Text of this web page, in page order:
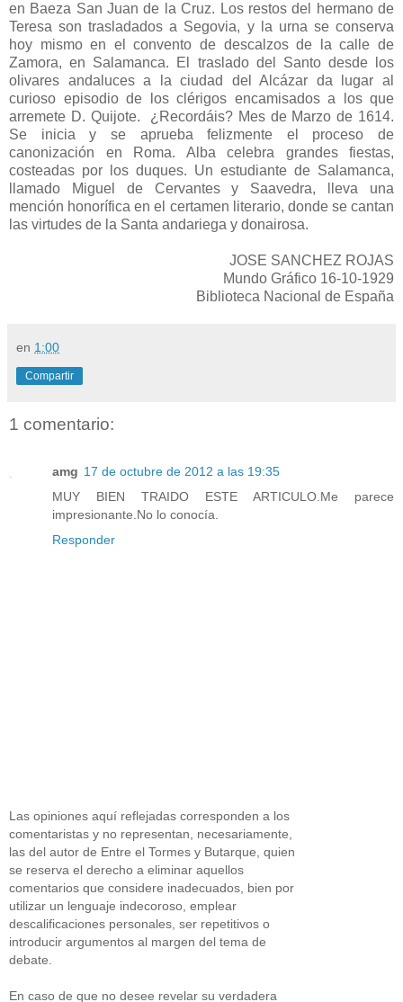
en Baeza San Juan de la Cruz. Los restos del hermano de
Teresa son trasladados a Segovia, y la urna se conserva
hoy mismo en el convento de descalzos de la calle de
Zamora, en Salamanca. El traslado del Santo desde los
olivares andaluces a la ciudad del Alcázar da lugar al
curioso episodio de los clérigos encamisados a los que
arremete D. Quijote. ¿Recordáis? Mes de Marzo de 1614.
Se inicia y se aprueba felizmente el proceso de
canonización en Roma. Alba celebra grandes fiestas,
costeadas por los duques. Un estudiante de Salamanca,
llamado Miguel de Cervantes y Saavedra, lleva una
mención honorífica en el certamen literario, donde se cantan
las virtudes de la Santa andariega y donairosa.
JOSE SANCHEZ ROJAS
Mundo Gráfico 16-10-1929
Biblioteca Nacional de España
en 1:00
Compartir
1 comentario:
amg 17 de octubre de 2012 a las 19:35
MUY BIEN TRAIDO ESTE ARTICULO.Me parece
impresionante.No lo conocía.
Responder
Las opiniones aquí reflejadas corresponden a los
comentaristas y no representan, necesariamente,
las del autor de Entre el Tormes y Butarque, quien
se reserva el derecho a eliminar aquellos
comentarios que considere inadecuados, bien por
utilizar un lenguaje indecoroso, emplear
descalificaciones personales, ser repetitivos o
introducir argumentos al margen del tema de
debate.
En caso de que no desee revelar su verdadera